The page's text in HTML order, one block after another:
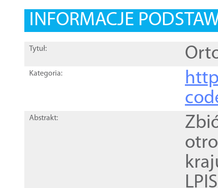
INFORMACJE
Tytuł:
Kategoria:
Abstrakt: